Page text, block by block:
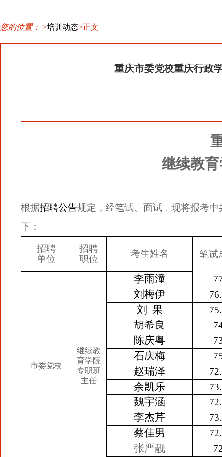
您的位置： >培训动态>正文
重庆市委党校重庆行政
继续教
根据招聘公告规定，经笔试、面试，现将报考
下：
招聘
单位
招聘
职位
考生姓名 笔试
市委党校
继续教
育学院
专职班
主任
李雨潼
刘梅伊
刘 果
胡希良
陈庆粤
石庆梅
赵瑞泽
余凯乐
魏宇涵
李杰芹
蔡佳男
张严靓